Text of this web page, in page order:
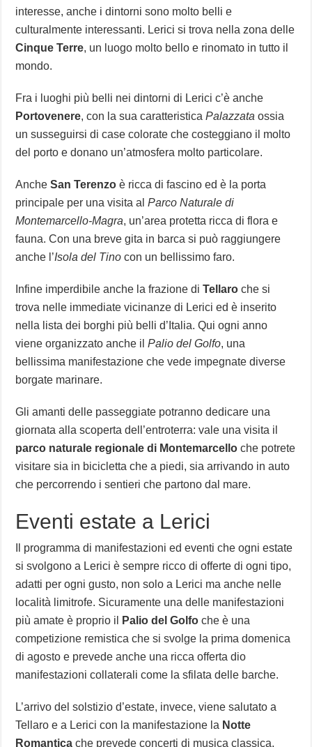
interesse, anche i dintorni sono molto belli e
culturalmente interessanti. Lerici si trova nella zona delle
Cinque Terre, un luogo molto bello e rinomato in tutto il
mondo.
Fra i luoghi più belli nei dintorni di Lerici c’è anche
Portovenere, con la sua caratteristicaPalazzata ossia
un susseguirsi di case colorate che costeggiano il molto
del porto e donano un’atmosfera molto particolare.
AncheSan Terenzo è ricca di fascino ed è la porta
principale per una visita alParco Naturale di
Montemarcello-Magra, un’area protetta ricca di flora e
fauna. Con una breve gita in barca si può raggiungere
anche l’Isola del Tino con un bellissimo faro.
Infine imperdibile anche la frazione diTellaro che si
trova nelle immediate vicinanze di Lerici ed è inserito
nella lista dei borghi più belli d’Italia. Qui ogni anno
viene organizzato anche ilPalio del Golfo, una
bellissima manifestazione che vede impegnate diverse
borgate marinare.
Gli amanti delle passeggiate potranno dedicare una
giornata alla scoperta dell’entroterra: vale una visita il
parco naturale regionale di Montemarcello che potrete
visitare sia in bicicletta che a piedi, sia arrivando in auto
che percorrendo i sentieri che partono dal mare.
Eventi estate a Lerici
Il programma di manifestazioni ed eventi che ogni estate
si svolgono a Lerici è sempre ricco di offerte di ogni tipo,
adatti per ogni gusto, non solo a Lerici ma anche nelle
località limitrofe. Sicuramente una delle manifestazioni
più amate è proprio il
Palio del Golfo che è una
competizione remistica che si svolge la prima domenica
di agosto e prevede anche una ricca offerta dio
manifestazioni collaterali come la sfilata delle barche.
L’arrivo del solstizio d’estate, invece, viene salutato a
Tellaro e a Lerici con la manifestazione la Notte
Romantica che prevede concerti di musica classica,